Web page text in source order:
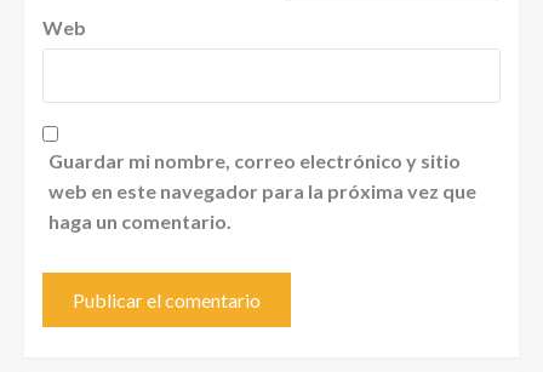
Web
Guardar mi nombre, correo electrónico y sitio
web en este navegador para la próxima vez que
haga un comentario.